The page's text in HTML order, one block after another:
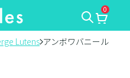
0
Lutens アンボワバニール